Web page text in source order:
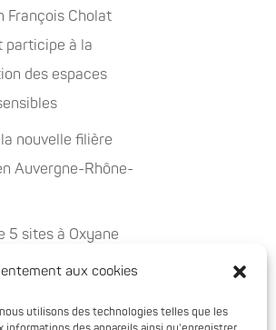
aux cookies
utilisons des technologies telles que les
François Cholat
participe à la
des espaces
la nouvelle filière
Auvergne-Rhône-
5 sites à Oxyane